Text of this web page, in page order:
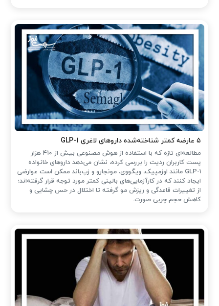
۵ عارضه کمتر شناخته‌شده داروهای لاغری GLP-1
مطالعه‌ای تازه که با استفاده از هوش مصنوعی بیش از ۴۱۰ هزار
پست کاربران ردیت را بررسی کرده، نشان می‌دهد داروهای خانواده
GLP-1 مانند اوزمپیک، ویگووی، مونجارو و زپ‌باند ممکن است عوارضی
ایجاد کنند که در کارآزمایی‌های بالینی کمتر مورد توجه قرار گرفته‌اند؛
از تغییرات قاعدگی و ریزش مو گرفته تا اختلال در حس چشایی و
کاهش حجم چربی صورت.